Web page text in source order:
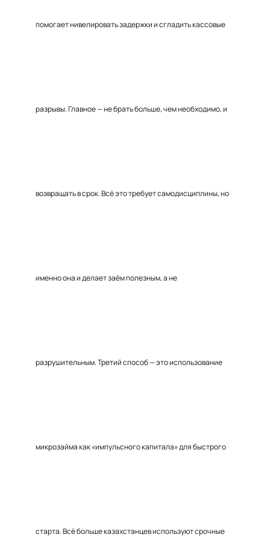
помогает нивелировать задержки и сгладить кассовые
разрывы. Главное — не брать больше, чем необходимо, и
возвращать в срок. Всё это требует самодисциплины, но
именно она и делает заём полезным, а не
разрушительным. Третий способ — это использование
микрозайма как «импульсного капитала» для быстрого
старта. Всё больше казахстанцев используют срочные